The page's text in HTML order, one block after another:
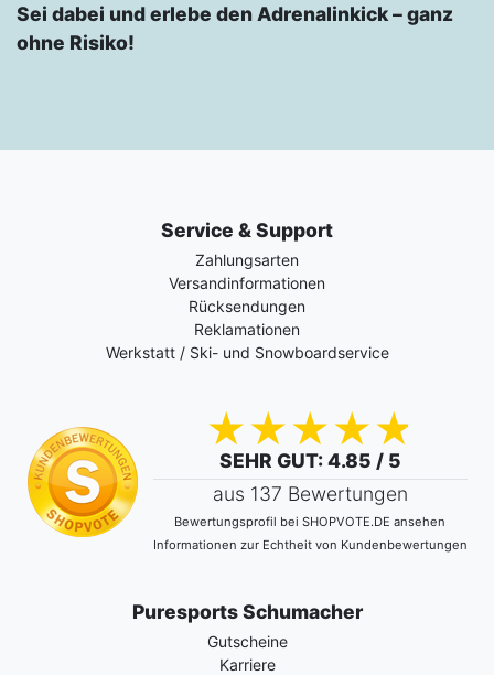
Sei dabei und erlebe den Adrenalinkick – ganz
ohne Risiko!
Service & Support
Zahlungsarten
Versandinformationen
Rücksendungen
Reklamationen
Werkstatt / Ski- und Snowboardservice
SEHR GUT: 4.85 / 5
aus 137 Bewertungen
Bewertungsprofil bei SHOPVOTE.DE ansehen
Informationen zur Echtheit von Kundenbewertungen
Puresports Schumacher
Gutscheine
Karriere